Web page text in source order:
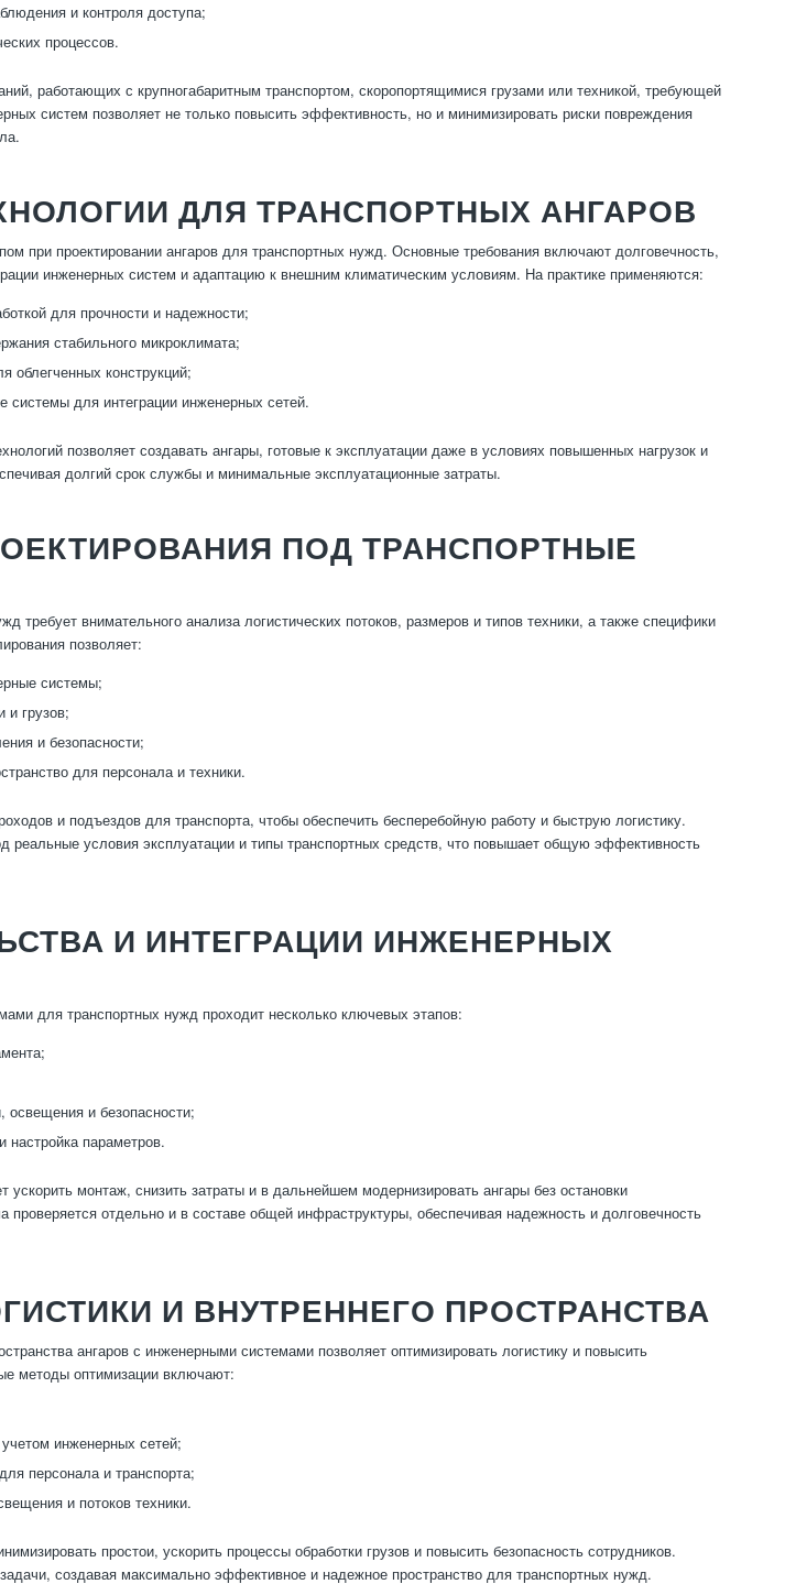
и контроля доступа;
процессов.
работающих с крупногабаритным транспортом, скоропортящимися грузами или техникой, требующей
систем позволяет не только повысить эффективность, но и минимизировать риски повреждения
ДЛЯ ТРАНСПОРТНЫХ АНГАРОВ
при проектировании ангаров для транспортных нужд. Основные требования включают долговечность,
инженерных систем и адаптацию к внешним климатическим условиям. На практике применяются:
для прочности и надежности;
стабильного микроклимата;
конструкций;
для интеграции инженерных сетей.
позволяет создавать ангары, готовые к эксплуатации даже в условиях повышенных нагрузок и
долгий срок службы и минимальные эксплуатационные затраты.
ПОД ТРАНСПОРТНЫЕ
требует внимательного анализа логистических потоков, размеров и типов техники, а также специфики
позволяет:
системы;
и грузов;
и безопасности;
для персонала и техники.
и подъездов для транспорта, чтобы обеспечить бесперебойную работу и быструю логистику.
реальные условия эксплуатации и типы транспортных средств, что повышает общую эффективность
И ИНТЕГРАЦИИ ИНЖЕНЕРНЫХ
для транспортных нужд проходит несколько ключевых этапов:
освещения и безопасности;
настройка параметров.
монтаж, снизить затраты и в дальнейшем модернизировать ангары без остановки
проверяется отдельно и в составе общей инфраструктуры, обеспечивая надежность и долговечность
И ВНУТРЕННЕГО ПРОСТРАНСТВА
ангаров с инженерными системами позволяет оптимизировать логистику и повысить
методы оптимизации включают:
инженерных сетей;
персонала и транспорта;
и потоков техники.
простои, ускорить процессы обработки грузов и повысить безопасность сотрудников.
создавая максимально эффективное и надежное пространство для транспортных нужд.